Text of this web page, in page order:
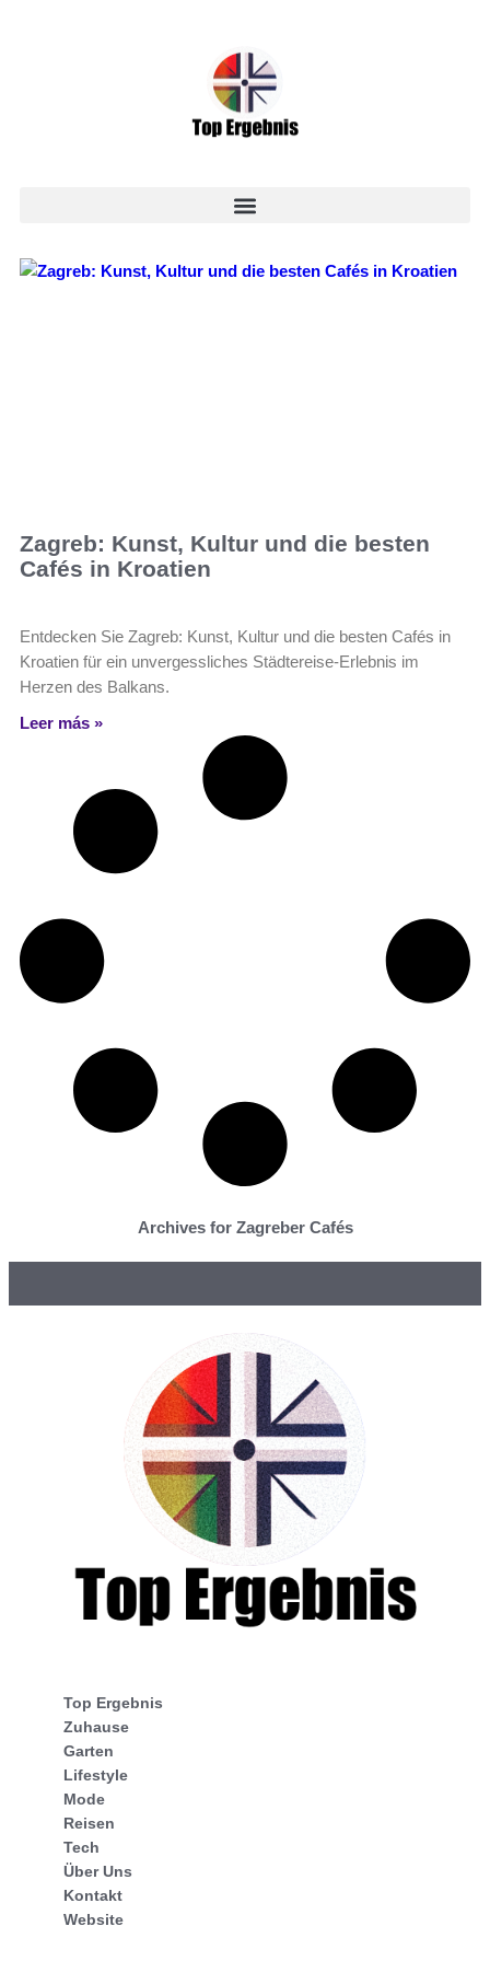
Zagreb: Kunst, Kultur und die besten
Cafés in Kroatien
Entdecken Sie Zagreb: Kunst, Kultur und die besten Cafés in
Kroatien für ein unvergessliches Städtereise-Erlebnis im
Herzen des Balkans.
Leer más »
Archives for Zagreber Cafés
Top Ergebnis
Zuhause
Garten
Lifestyle
Mode
Reisen
Tech
Über Uns
Kontakt
Website